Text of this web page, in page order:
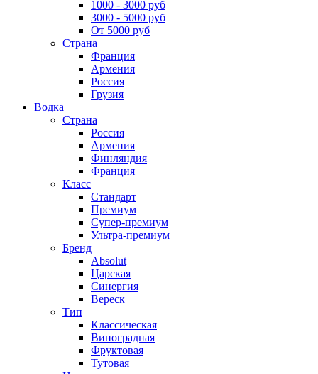
1000 - 3000 руб
3000 - 5000 руб
От 5000 руб
Страна
Франция
Армения
Россия
Грузия
Водка
Страна
Россия
Армения
Финляндия
Франция
Класс
Стандарт
Премиум
Супер-премиум
Ультра-премиум
Бренд
Absolut
Царская
Синергия
Вереск
Тип
Классическая
Виноградная
Фруктовая
Тутовая